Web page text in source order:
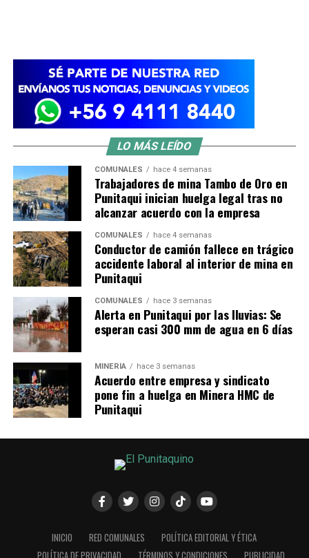
LO MÁS LEÍDO
COMUNALES hace 4 semanas
Trabajadores de mina Tambo de Oro en
Punitaqui inician huelga legal tras no
alcanzar acuerdo con la empresa
COMUNALES hace 4 semanas
Conductor de camión fallece en trágico
accidente laboral al interior de mina en
Punitaqui
COMUNALES hace 3 semanas
Alerta en Punitaqui por las lluvias: Se
esperan casi 300 mm de agua en 6 días
MINERÍA hace 3 semanas
Acuerdo entre empresa y sindicato
pone fin a huelga en Minera HMC de
Punitaqui
INICIO RED COMUNALES
POLÍTICA EDITORIAL Y ÉTICA